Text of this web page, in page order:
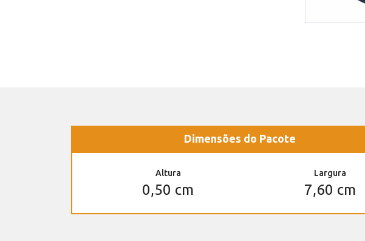
Dimensões do Pacote
Altura
0,50 cm
Largura
7,60 cm